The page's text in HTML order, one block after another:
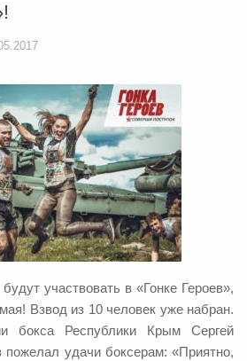
участвовать в «Гонке Героев»,
Взвод из 10 человек уже набран.
бокса Республики Крым Сергей
пожелал удачи боксерам: «Приятно,